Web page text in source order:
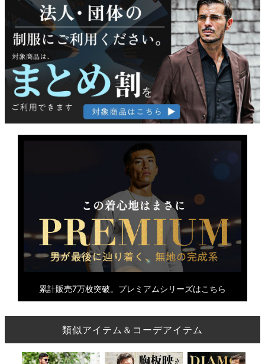
累計販売7万枚突破。プレミアムシリーズはこちら
類似アイテム＆コーデアイテム